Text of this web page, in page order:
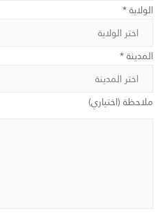
الولاية *
المدينة *
ملاحظة (اختياري)